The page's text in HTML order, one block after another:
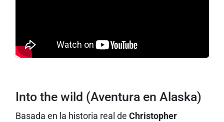
Into the wild (Aventura en Alaska)
Basada en la historia real de Christopher